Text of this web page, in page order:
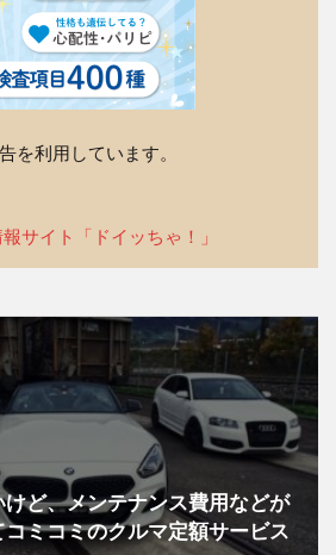
を利用しています。
サイト「ドイッちゃ！」
ど、メンテナンス費用などが
ミコミのクルマ定額サービス